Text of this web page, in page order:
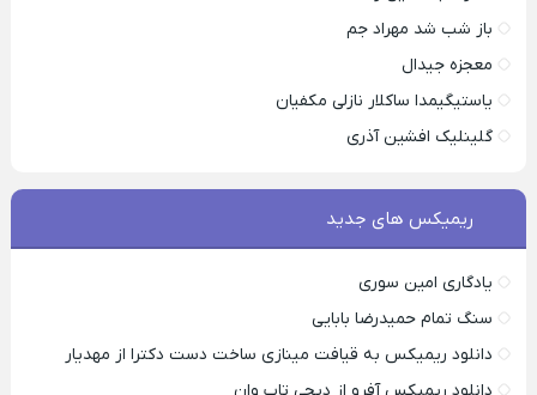
باز شب شد مهراد جم
معجزه جیدال
یاستیگیمدا ساکلار نازلی مکفیان
گلینلیک افشین آذری
ریمیکس های جدید
یادگاری امین سوری
سنگ تمام حمیدرضا بابایی
دانلود ریمیکس به قیافت مینازی ساخت دست دکترا از مهدیار